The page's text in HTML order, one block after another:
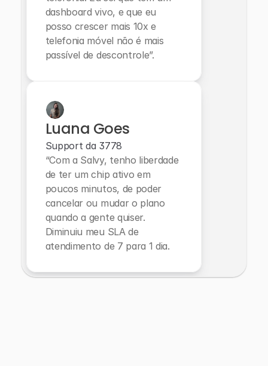
dashboard vivo, e que eu
posso crescer mais 10x e
telefonia móvel não é mais
passível de descontrole”.
Luana Goes
Support da 3778
“Com a Salvy, tenho liberdade
de ter um chip ativo em
poucos minutos, de poder
cancelar ou mudar o plano
quando a gente quiser.
Diminuiu meu SLA de
atendimento de 7 para 1 dia.